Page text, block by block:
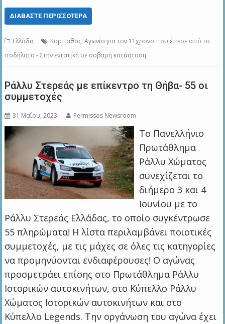
ΔΙΑΒΆΣΤΕ ΠΕΡΙΣΣΌΤΕΡΑ
Ελλάδα
Κάρπαθος: Αγωνία για τον 11χρονο που έπεσε από το
ποδήλατο - Στην εντατική σε σοβαρή κατάσταση
Ράλλυ Στερεάς με επίκεντρο τη Θήβα- 55 οι
συμμετοχές
31 Μαΐου, 2023 Permissos Newsroom
Το Πανελλήνιο
Πρωτάθλημα
Ράλλυ Χώματος
συνεχίζεται το
διήμερο 3 και 4
Ιουνίου με το
Ράλλυ Στερεάς Ελλάδας, το οποίο συγκέντρωσε
55 πληρώματα! Η λίστα περιλαμβάνει ποιοτικές
συμμετοχές, με τις μάχες σε όλες τις κατηγορίες
να προμηνύονται ενδιαφέρουσες! Ο αγώνας
προσμετράει επίσης στο Πρωτάθλημα Ράλλυ
Ιστορικών αυτοκινήτων, στο Κύπελλο Ράλλυ
Χώματος Ιστορικών αυτοκινήτων και στο
Κύπελλο Legends. Την οργάνωση του αγώνα έχει